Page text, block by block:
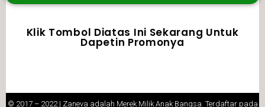
Klik Tombol Diatas Ini Sekarang Untuk
Dapetin Promonya
© 2017 – 2022 | Zaneva adalah Merek Milik Anak Bangsa. Terdaftar pada